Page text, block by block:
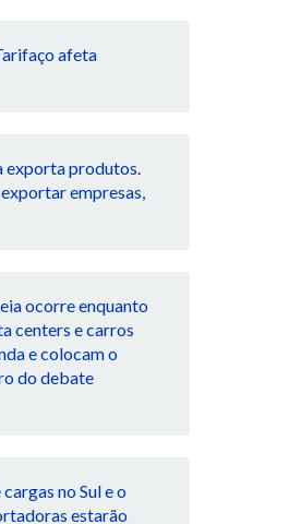
afeta
exporta produtos.
empresas,
ocorre enquanto
centers e carros
e colocam o
do debate
no Sul e o
estarão